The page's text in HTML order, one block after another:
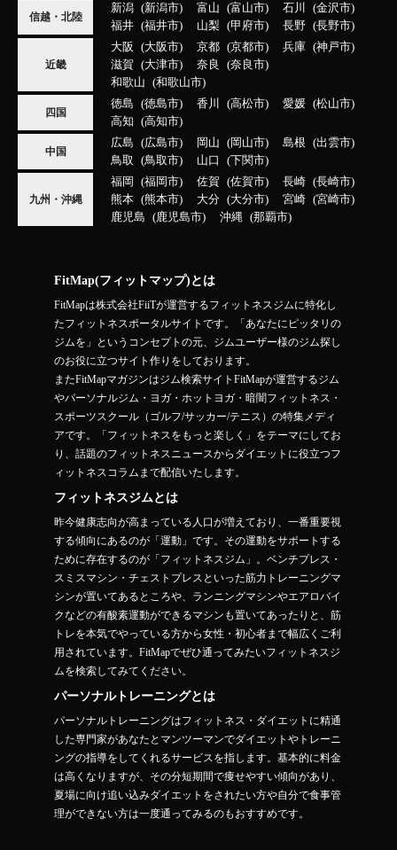
信越・北陸
新潟 新潟市 富山 富山市 石川
金沢市
福井
福井市 山梨 甲府市 長野 長野市
近畿
大阪 大阪市 京都 京都市 兵庫
神戸市
滋賀
大津市 奈良
奈良市
和歌山
和歌山市
四国
徳島 徳島市 香川 高松市 愛媛
松山市
高知
高知市
中国
広島 広島市 岡山 岡山市 島根
出雲市
鳥取
鳥取市 山口 下関市
九州・沖縄
福岡 福岡市 佐賀 佐賀市 長崎
長崎市
熊本
熊本市 大分 大分市 宮崎
宮崎市
鹿児島
鹿児島市 沖縄 那覇市
FitMap(フィットマップ)とは
FitMapは株式会社FiiTが運営するフィットネスジムに特化し
たフィットネスポータルサイトです。「あなたにピッタリの
ジムを」というコンセプトの元、ジムユーザー様のジム探し
のお役に立つサイト作りをしております。
またFitMapマガジンはジム検索サイトFitMapが運営するジム
やパーソナルジム・ヨガ・ホットヨガ・暗闇フィットネス・
スポーツスクール（ゴルフ/サッカー/テニス）の特集メディ
アです。「フィットネスをもっと楽しく」をテーマにしてお
り、話題のフィットネスニュースからダイエットに役立つフ
ィットネスコラムまで配信いたします。
フィットネスジムとは
昨今健康志向が高まっている人口が増えており、一番重要視
する傾向にあるのが「運動」です。その運動をサポートする
ために存在するのが「フィットネスジム」。ベンチプレス・
スミスマシン・チェストプレスといった筋力トレーニングマ
シンが置いてあるところや、ランニングマシンやエアロバイ
クなどの有酸素運動ができるマシンも置いてあったりと、筋
トレを本気でやっている方から女性・初心者まで幅広くご利
用されています。FitMapでぜひ通ってみたいフィットネスジ
ムを検索してみてください。
パーソナルトレーニングとは
パーソナルトレーニングはフィットネス・ダイエットに精通
した専門家があなたとマンツーマンでダイエットやトレーニ
ングの指導をしてくれるサービスを指します。基本的に料金
は高くなりますが、その分短期間で痩せやすい傾向があり、
夏場に向け追い込みダイエットをされたい方や自分で食事管
理ができない方は一度通ってみるのもおすすめです。